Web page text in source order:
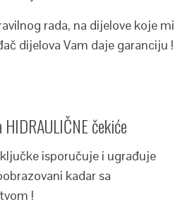
rada, na dijelove koje mi
dijelova Vam daje garanciju !
čekiće
isporučuje i ugrađuje
kadar sa
!